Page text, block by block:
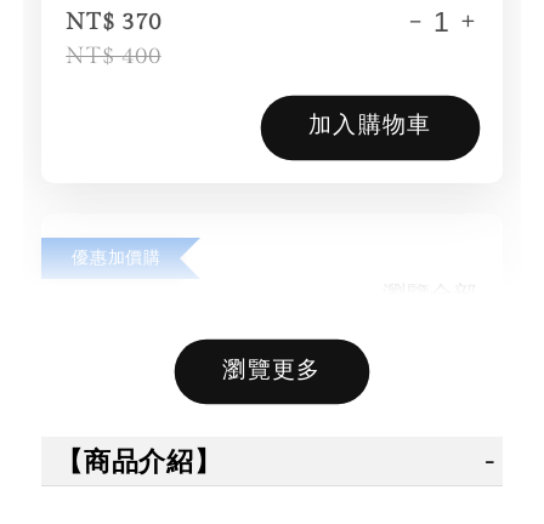
NT$ 370
NT$ 400
- +
加入購物車
優惠加價購
售完
瀏覽更多
【商品介紹】